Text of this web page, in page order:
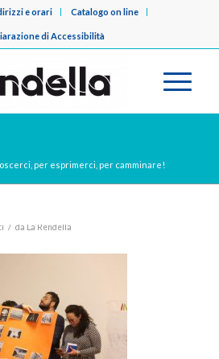
e orari Catalogo on line
di Accessibilità
per esprimerci, per camminare!
/ da La Rendella